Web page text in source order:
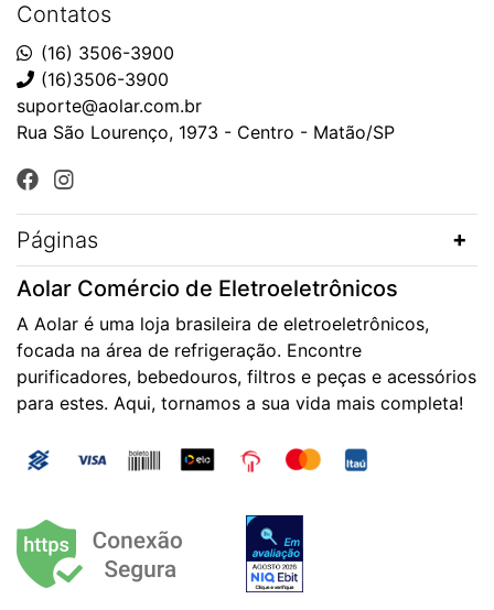
Contatos
(16) 3506-3900
(16)3506-3900
suporte@aolar.com.br
Rua São Lourenço, 1973 - Centro - Matão/SP
Páginas
Aolar Comércio de Eletroeletrônicos
A Aolar é uma loja brasileira de eletroeletrônicos,
focada na área de refrigeração. Encontre
purificadores, bebedouros, filtros e peças e acessórios
para estes. Aqui, tornamos a sua vida mais completa!